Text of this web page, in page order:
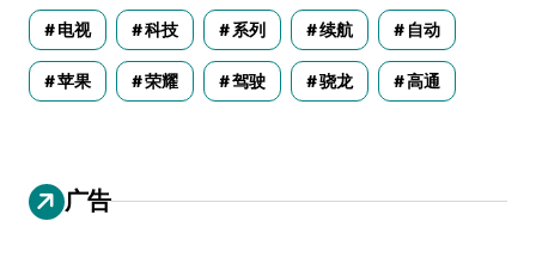
电视 科技 系列 续航 自动
苹果 荣耀 驾驶 骁龙 高通
广告